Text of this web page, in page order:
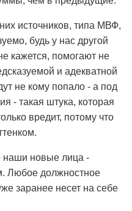
источников, типа МВФ,
будь у нас другой
кажется, помогают не
и адекватной
не кому попало - а под
- такая штука, которая
вредит, потому что
наши новые лица -
Любое должностное
заранее несет на себе